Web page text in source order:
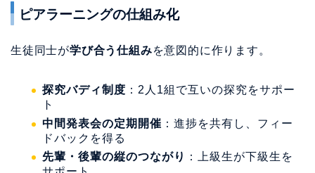
ピアラーニングの仕組み化
生徒同士が学び合う仕組みを意図的に作ります。
探究バディ制度 ：2人1組で互いの探究をサポー
ト
中間発表会の定期開催 ：進捗を共有し、フィー
ドバックを得る
先輩・後輩の縦のつながり
：上級生が下級生を